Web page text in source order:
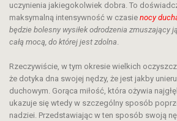
uczynienia jakiegokolwiek dobra. To
maksymalną intensywność w czasie nocy
będzie bolesny wysiłek odrodzenia zmuszający
całą mocą, do której jest zdolna.
Rzeczywiście, w tym okresie wielkich
że dotyka dna swojej nędzy, że jest jakby
duchowym. Gorąca miłość, która ożywia
ukazuje się wtedy w szczególny sposób
nadziei. Przedstawiając w ten sposób swoją